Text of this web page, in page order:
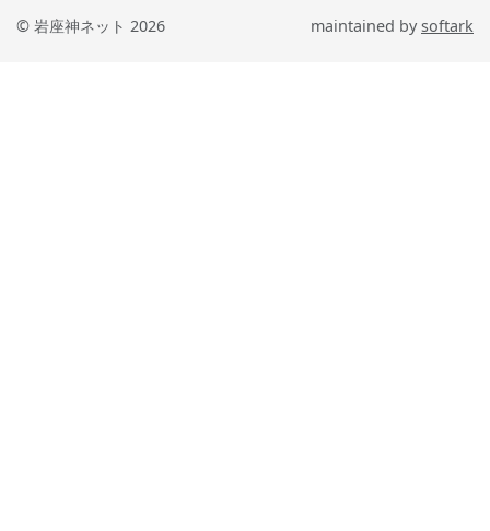
© 岩座神ネット 2026 maintained bysoftark